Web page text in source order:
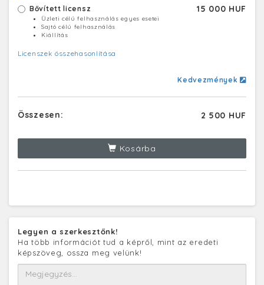
Bővített licensz 15 000 HUF
Üzleti célú felhasználás egyes esetei
Sajtó célú felhasználás
Kiállítás
Licenszek összehasonlítása
Kedvezmények
Összesen: 2 500 HUF
Kosárba
Legyen a szerkesztőnk!
Ha több információt tud a képről, mint az eredeti
képszöveg, ossza meg velünk!